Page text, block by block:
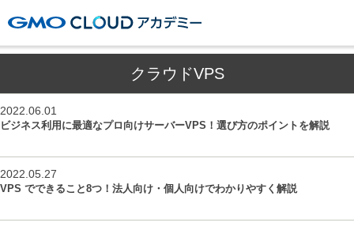
クラウドVPS
2022.06.01
ビジネス利用に最適なプロ向けサーバーVPS！選び方のポイントを解説
2022.05.27
VPS でできること8つ！法人向け・個人向けでわかりやすく解説